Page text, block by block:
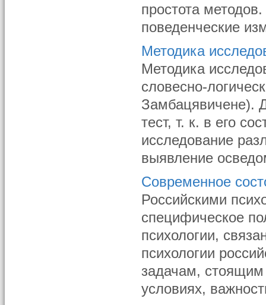
простота
поведенческие
Методика
Методика
словесно-
Замбацявичене).
тест, т. к. в его
исследование
выявление
Современное
Российскими
специфическое
психологии,
психологии
задачам,
условиях,